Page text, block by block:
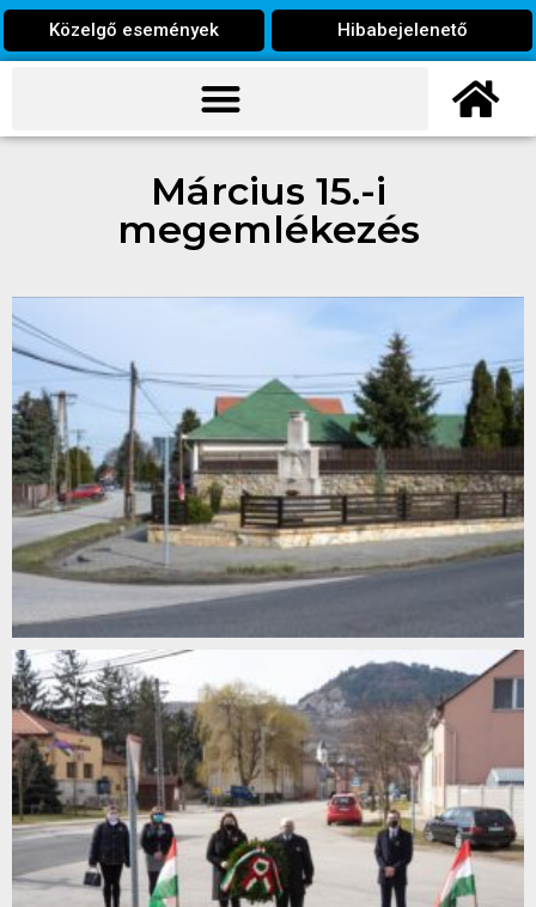
Közelgő események Hibabejelenető
Március 15.-i
megemlékezés